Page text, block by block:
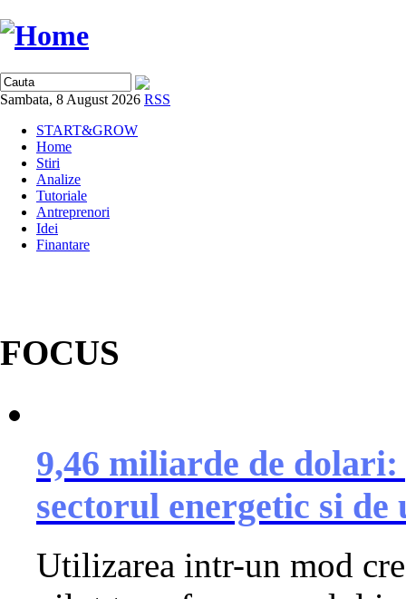
Sambata, 8 August 2026 RSS
START&GROW
Home
Stiri
Analize
Tutoriale
Antreprenori
Idei
Finantare
FOCUS
9,46 miliarde de
sectorul energetic si
Utilizarea intr-un mod